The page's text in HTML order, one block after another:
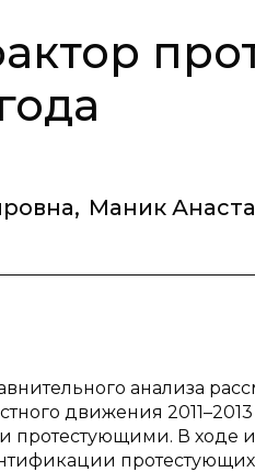
, Маник
анализа
движения
протестующими. В ходе